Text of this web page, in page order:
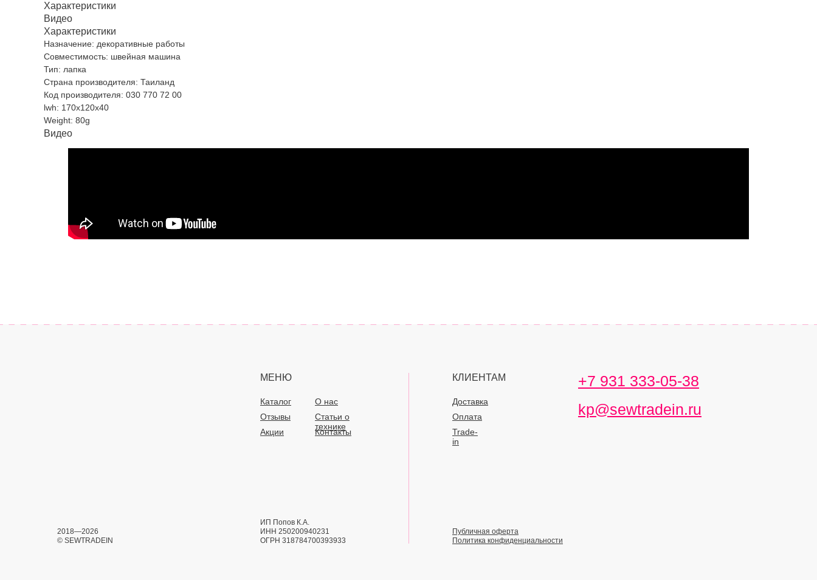
Характеристики
Видео
Характеристики
Назначение: декоративные работы
Совместимость: швейная машина
Тип: лапка
Страна производителя: Таиланд
Код производителя: 030 770 72 00
lwh: 170x120x40
Weight: 80g
Видео
МЕНЮ КЛИЕНТАМ
Каталог О нас
Доставка
Статьи о
технике
Оплата
Отзывы
Акции
Контакты
Trade-
in
+7 931 333-05-38
kp@sewtradein.ru
ИП Попов К.А.
ИНН 250200940231
ОГРН 318784700393933
Политика конфиденциальности
Публичная оферта
2018—2026
© SEWTRADEIN